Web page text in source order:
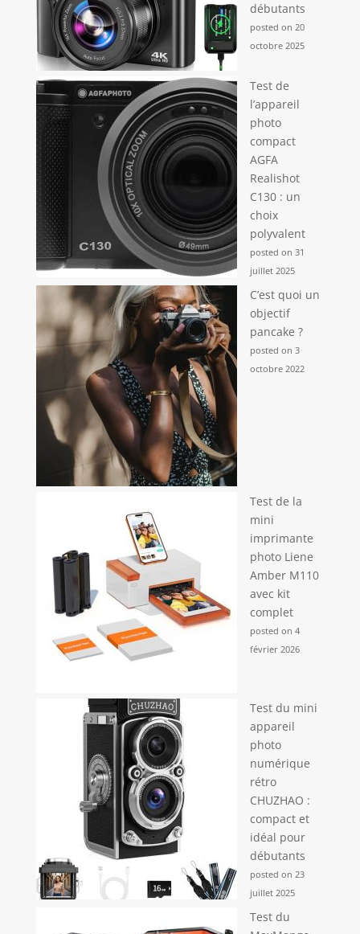
débutants
posted on 20
octobre 2025
Test de
l’appareil
photo
compact
AGFA
Realishot
C130 : un
choix
polyvalent
posted on 31
juillet 2025
C’est quoi un
objectif
pancake ?
posted on 3
octobre 2022
Test de la
mini
imprimante
photo Liene
Amber M110
avec kit
complet
posted on 4
février 2026
Test du mini
appareil
photo
numérique
rétro
CHUZHAO :
compact et
idéal pour
débutants
posted on 23
juillet 2025
Test du